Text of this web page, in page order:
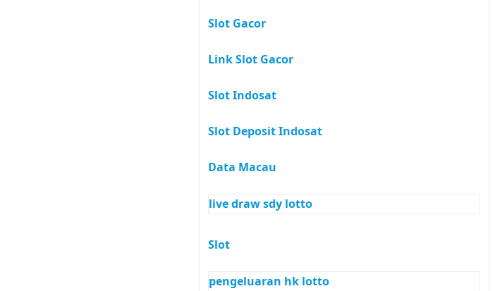
Slot Gacor
Link Slot Gacor
Slot Indosat
Slot Deposit Indosat
Data Macau
live draw sdy lotto
Slot
pengeluaran hk lotto